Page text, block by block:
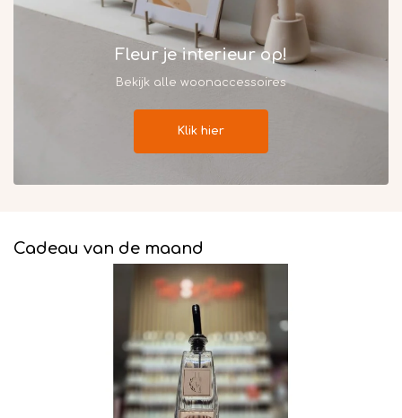
Fleur je interieur op!
Bekijk alle woonaccessoires
Klik hier
Cadeau van de maand